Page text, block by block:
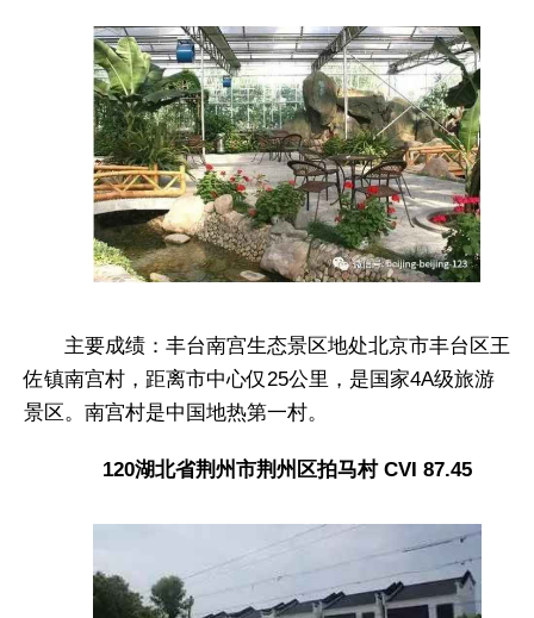
主要成绩：丰台南宫生态景区地处北京市丰台区王
佐镇南宫村，距离市中心仅25公里，是国家4A级旅游
景区。南宫村是中国地热第一村。
120湖北省荆州市荆州区拍马村 CVI 87.45